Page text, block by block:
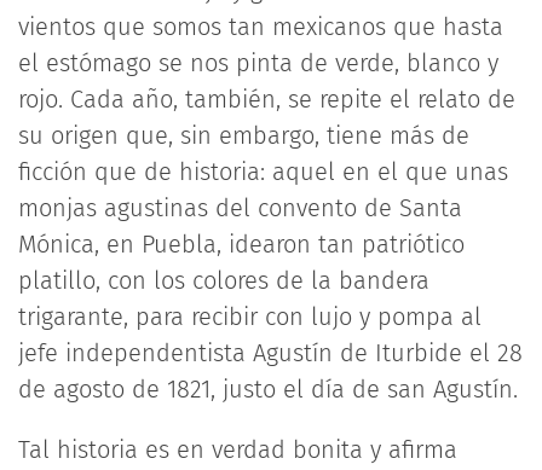
vientos que somos tan mexicanos que hasta
el estómago se nos pinta de verde, blanco y
rojo. Cada año, también, se repite el relato de
su origen que, sin embargo, tiene más de
ficción que de historia: aquel en el que unas
monjas agustinas del convento de Santa
Mónica, en Puebla, idearon tan patriótico
platillo, con los colores de la bandera
trigarante, para recibir con lujo y pompa al
jefe independentista Agustín de Iturbide el 28
de agosto de 1821, justo el día de san Agustín.
Tal historia es en verdad bonita y afirma